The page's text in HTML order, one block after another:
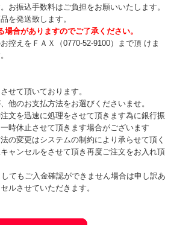
お振込手数料はご負担をお願いいたします。
を発送致します。
合がありますのでご了承ください。
控えをＦＡＸ（0770-52-9100）まで頂 けま
せて頂いております。
他のお支払方法をお選びくださいませ。
文を迅速に処理をさせて頂きます為に銀行振
時休止させて頂きます場合がございます
の変更はシステムの制約により承らせて頂く
ャンセルをさせて頂き再度ご注文をお入れ頂
てもご入金確認ができません場合は申し訳あ
ルさせていただきます。